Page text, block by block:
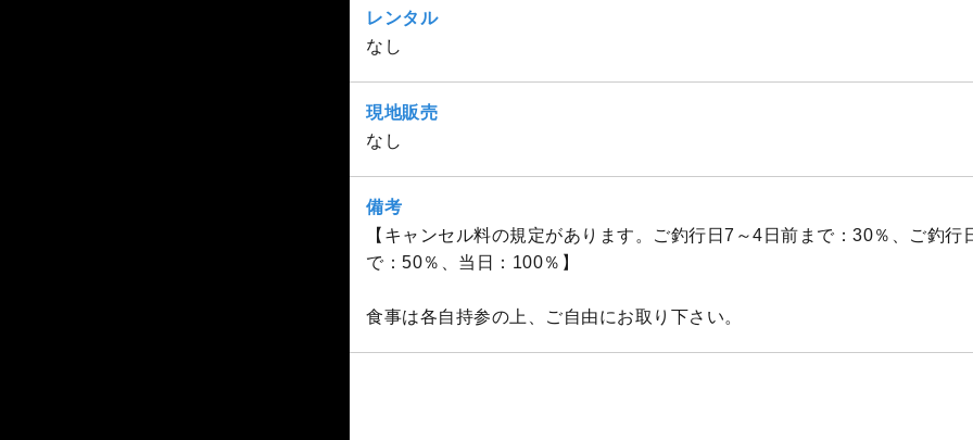
レンタル
なし
現地販売
なし
備考
【キャンセル料の規定があります。ご釣行日7～4日前まで：30％、ご釣行
で：50％、当日：100％】
食事は各自持参の上、ご自由にお取り下さい。